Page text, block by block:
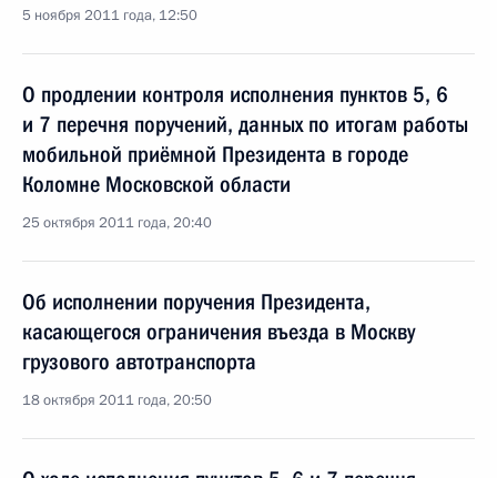
5 ноября 2011 года, 12:50
О продлении контроля исполнения пунктов 5, 6
и 7 перечня поручений, данных по итогам работы
мобильной приёмной Президента в городе
Коломне Московской области
25 октября 2011 года, 20:40
Об исполнении поручения Президента,
касающегося ограничения въезда в Москву
грузового автотранспорта
18 октября 2011 года, 20:50